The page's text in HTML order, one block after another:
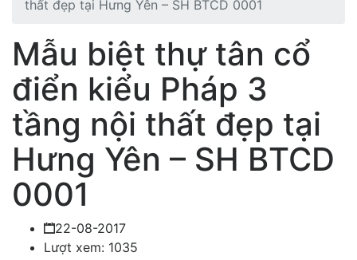
thất đẹp tại Hưng Yên – SH BTCD 0001
Mẫu biệt thự tân cổ
điển kiểu Pháp 3
tầng nội thất đẹp tại
Hưng Yên – SH BTCD
0001
22-08-2017
Lượt xem: 1035